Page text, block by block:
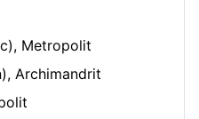
Metropolit
Archimandrit